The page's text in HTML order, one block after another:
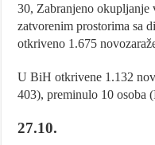
30, Zabranjeno okupljanje
zatvorenim prostorima sa
otkriveno 1.675
U BiH otkrivene 1.132
403), preminulo 10 osoba
27.10.